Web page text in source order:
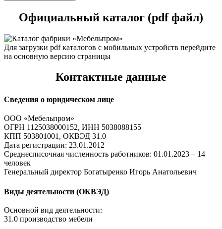
Официальный каталог (pdf файл)
Для загрузки pdf каталогов с мобильных устройств перейдите
на основную версию страницы
Контактные данные
Сведения о юридическом лице
ООО «Мебельпром»
ОГРН 1125038000152, ИНН 5038088155
КПП 503801001, ОКВЭД 31.0
Дата регистрации: 23.01.2012
Среднесписочная численность работников: 01.01.2023 – 14
человек
Генеральный директор Богатыренко Игорь Анатольевич
Виды деятельности (ОКВЭД)
Основной вид деятельности:
31.0 производство мебели